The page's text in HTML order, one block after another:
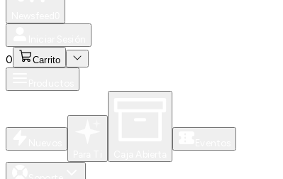
0 Carrito